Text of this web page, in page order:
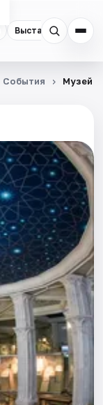
Выставки
События Музей